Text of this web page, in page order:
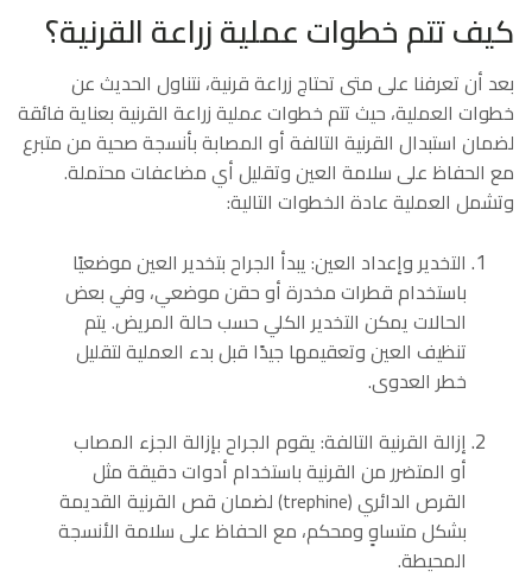
كيف تتم خطوات عملية زراعة القرنية؟
بعد أن تعرفنا على متى تحتاج زراعة قرنية، نتناول الحديث عن
خطوات العملية، حيث تتم خطوات عملية زراعة القرنية بعناية فائقة
لضمان استبدال القرنية التالفة أو المصابة بأنسجة صحية من متبرع
مع الحفاظ على سلامة العين وتقليل أي مضاعفات محتملة.
وتشمل العملية عادة الخطوات التالية:
التخدير وإعداد العين: يبدأ الجراح بتخدير العين موضعيًا
باستخدام قطرات مخدرة أو حقن موضعي، وفي بعض
الحالات يمكن التخدير الكلي حسب حالة المريض. يتم
تنظيف العين وتعقيمها جيدًا قبل بدء العملية لتقليل
خطر العدوى.
إزالة القرنية التالفة: يقوم الجراح بإزالة الجزء المصاب
أو المتضرر من القرنية باستخدام أدوات دقيقة مثل
القرص الدائري (trephine) لضمان قص القرنية القديمة
بشكل متساوٍ ومحكم، مع الحفاظ على سلامة الأنسجة
المحيطة.